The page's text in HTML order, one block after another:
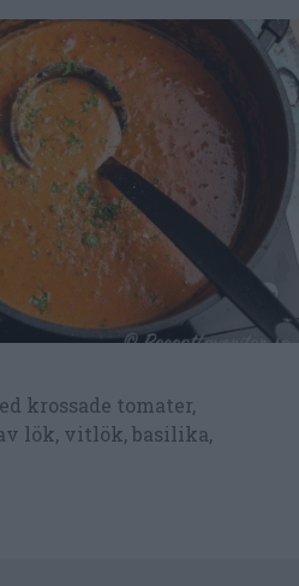
krossade tomater,
lök, vitlök, basilika,